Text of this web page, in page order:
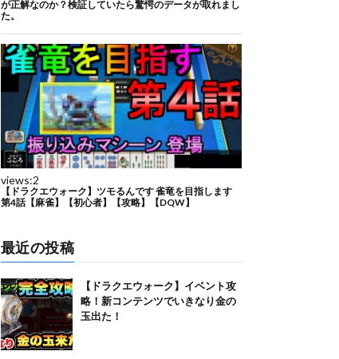
最近の投稿
【ドラクエウォーク】イベント攻
略！新コンテンツでいきなり金の
玉出た！